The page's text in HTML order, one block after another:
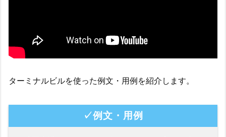
ターミナルビルを使った例文・用例を紹介します。
✓例文・用例